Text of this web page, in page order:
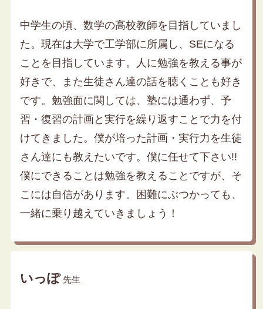
中学生の頃、数学の高校教師を目指していまし
た。現在は大学で工学部に所属し、SEになる
ことを目指しています。人に勉強を教える事が
好きで、また生徒さん達の話を聴くことも好き
です。勉強面に関しては、塾には通わず、予
習・復習の計画と実行を繰り返すことで力を付
けてきました。僕が培った計画・実行力を生徒
さん達にも教えたいです。僕に任せて下さい!!
僕にできることは勉強を教えることですが、そ
こには自信があります。困難にぶつかっても、
一緒に乗り越えていきましょう！
いっぽ先生